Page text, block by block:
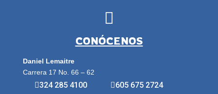
CONÓCENOS
Daniel Lemaitre
Carrera 17 No. 66 – 62
324 285 4100 605 675 2724